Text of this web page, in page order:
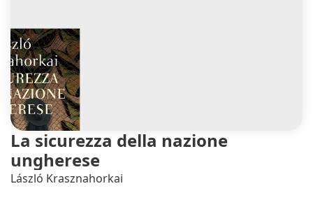
La sicurezza della nazione
ungherese
László Krasznahorkai